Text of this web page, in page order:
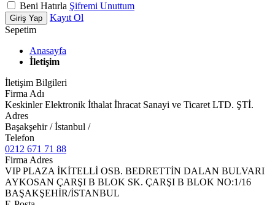
Beni Hatırla Şifremi Unuttum
Giriş Yap
Kayıt Ol
Sepetim
Anasayfa
İletişim
İletişim Bilgileri
Firma Adı
Keskinler Elektronik İthalat İhracat Sanayi ve Ticaret LTD. ŞTİ.
Adres
Başakşehir / İstanbul /
Telefon
0212 671 71 88
Firma Adres
VIP PLAZA İKİTELLİ OSB. BEDRETTİN DALAN BULVARI
AYKOSAN ÇARŞI B BLOK SK. ÇARŞI B BLOK NO:1/16
BAŞAKŞEHİR/İSTANBUL